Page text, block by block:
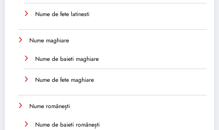
Nume de fete latinesti
Nume maghiare
Nume de baieti maghiare
Nume de fete maghiare
Nume românești
Nume de baieti românești